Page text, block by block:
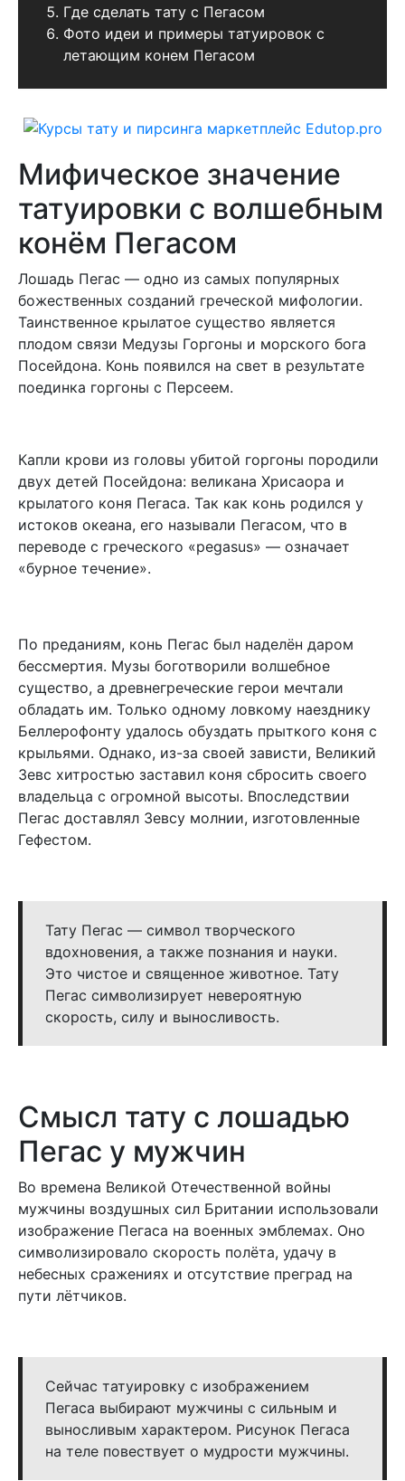
Где сделать тату с Пегасом
Фото идеи и примеры татуировок с
летающим конем Пегасом
Мифическое значение
татуировки с волшебным
конём Пегасом
Лошадь Пегас — одно из самых популярных
божественных созданий греческой мифологии.
Таинственное крылатое существо является
плодом связи Медузы Горгоны и морского бога
Посейдона. Конь появился на свет в результате
поединка горгоны с Персеем.
Капли крови из головы убитой горгоны породили
двух детей Посейдона: великана Хрисаора и
крылатого коня Пегаса. Так как конь родился у
истоков океана, его называли Пегасом, что в
переводе с греческого «pegasus» — означает
«бурное течение».
По преданиям, конь Пегас был наделён даром
бессмертия. Музы боготворили волшебное
существо, а древнегреческие герои мечтали
обладать им. Только одному ловкому наезднику
Беллерофонту удалось обуздать прыткого коня с
крыльями. Однако, из-за своей зависти, Великий
Зевс хитростью заставил коня сбросить своего
владельца с огромной высоты. Впоследствии
Пегас доставлял Зевсу молнии, изготовленные
Гефестом.
Тату Пегас — символ творческого
вдохновения, а также познания и науки.
Это чистое и священное животное. Тату
Пегас символизирует невероятную
скорость, силу и выносливость.
Смысл тату с лошадью
Пегас у мужчин
Во времена Великой Отечественной войны
мужчины воздушных сил Британии использовали
изображение Пегаса на военных эмблемах. Оно
символизировало скорость полёта, удачу в
небесных сражениях и отсутствие преград на
пути лётчиков.
Сейчас татуировку с изображением
Пегаса выбирают мужчины с сильным и
выносливым характером. Рисунок Пегаса
на теле повествует о мудрости мужчины.